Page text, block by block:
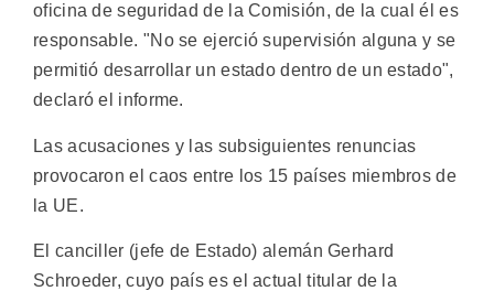
oficina de seguridad de la Comisión, de la cual él es
responsable. "No se ejerció supervisión alguna y se
permitió desarrollar un estado dentro de un estado",
declaró el informe.
Las acusaciones y las subsiguientes renuncias
provocaron el caos entre los 15 países miembros de
la UE.
El canciller (jefe de Estado) alemán Gerhard
Schroeder, cuyo país es el actual titular de la